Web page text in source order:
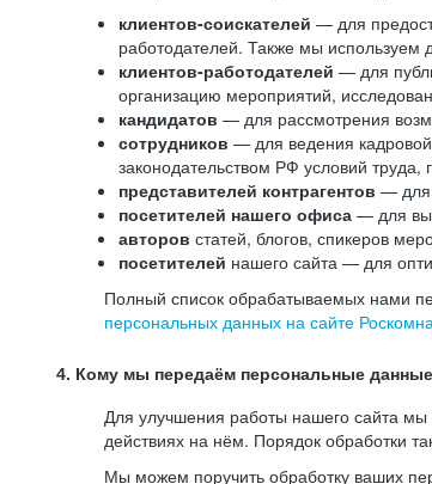
клиентов-соискателей — для
работодателей. Также мы используем
клиентов-работодателей — для
организацию мероприятий,
кандидатов — для рассмотрения
сотрудников — для ведения
законодательством РФ условий труда,
представителей контрагентов — для
посетителей нашего офиса — для
авторов статей, блогов, спикеров
посетителей нашего сайта — для
Полный список обрабатываемых нами
персональных данных на сайте
4. Кому мы передаём персональные данные
Для улучшения работы нашего сайта мы
действиях на нём. Порядок обработки
Мы можем поручить обработку ваших